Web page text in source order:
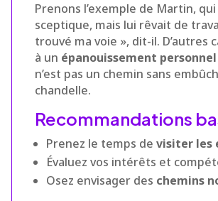
Prenons l’exemple de Martin,
sceptique, mais lui rêvait de
trouvé ma voie », dit-il.
à un épanouissement personnel
n’est pas un chemin sans
chandelle.
Recommandations
Prenez le temps de visiter les
Évaluez vos intérêts et
Osez envisager des chemins